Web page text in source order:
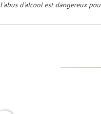
L'abus d'alcool est dangereux